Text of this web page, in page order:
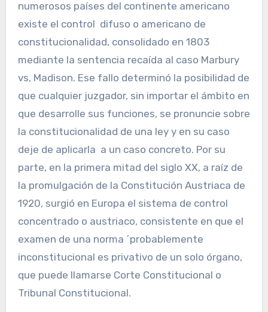
numerosos países del continente americano
existe el control difuso o americano de
constitucionalidad, consolidado en 1803
mediante la sentencia recaída al caso Marbury
vs, Madison. Ese fallo determinó la posibilidad de
que cualquier juzgador, sin importar el ámbito en
que desarrolle sus funciones, se pronuncie sobre
la constitucionalidad de una ley y en su caso
deje de aplicarla a un caso concreto. Por su
parte, en la primera mitad del siglo XX, a raíz de
la promulgación de la Constitución Austriaca de
1920, surgió en Europa el sistema de control
concentrado o austriaco, consistente en que el
examen de una norma ´probablemente
inconstitucional es privativo de un solo órgano,
que puede llamarse Corte Constitucional o
Tribunal Constitucional.